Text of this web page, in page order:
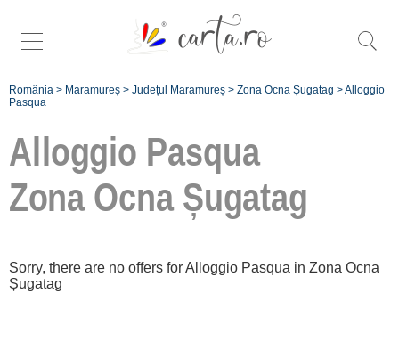
România > Maramureș > Județul Maramureș > Zona Ocna Șugatag >Alloggio
Pasqua
Alloggio Pasqua
Zona Ocna Șugatag
Sorry, there are no offers for Alloggio Pasqua in Zona Ocna
Șugatag
cazare